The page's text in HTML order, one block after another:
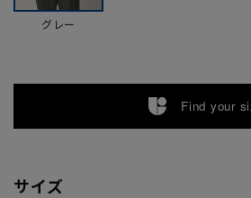
グレー
Find your
サイズ